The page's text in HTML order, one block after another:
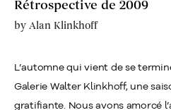
Rétrospective de 2009
by Alan Klinkhoff
L’automne qui vient de se
Galerie Walter Klinkhoff, une
gratifiante. Nous avons amorcé